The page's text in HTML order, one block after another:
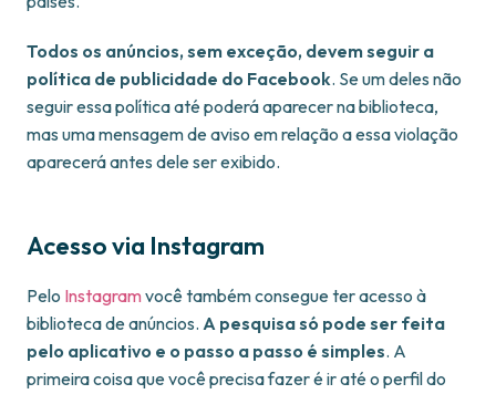
Todos os anúncios, sem exceção, devem seguir a
política de publicidade do Facebook. Se um deles não
seguir essa política até poderá aparecer na biblioteca,
mas uma mensagem de aviso em relação a essa violação
aparecerá antes dele ser exibido.
Acesso via Instagram
Pelo Instagramvocê também consegue ter acesso à
biblioteca de anúncios. A pesquisa só pode ser feita
pelo aplicativo e o passo a passo é simples. A
primeira coisa que você precisa fazer é ir até o perfil do